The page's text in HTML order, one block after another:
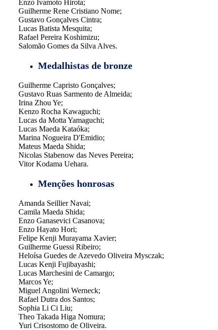
Enzo Ivamoto Hirota;
Guilherme Rene Cristiano Nome;
Gustavo Gonçalves Cintra;
Lucas Batista Mesquita;
Rafael Pereira Koshimizu;
Salomão Gomes da Silva Alves.
Medalhistas de bronze
Guilherme Capristo Gonçalves;
Gustavo Ruas Sarmento de Almeida;
Irina Zhou Ye;
Kenzo Rocha Kawaguchi;
Lucas da Motta Yamaguchi;
Lucas Maeda Kataóka;
Marina Nogueira D'Emidio;
Mateus Maeda Shida;
Nicolas Stabenow das Neves Pereira;
Vitor Kodama Uehara.
Menções honrosas
Amanda Seillier Navai;
Camila Maeda Shida;
Enzo Ganasevici Casanova;
Enzo Hayato Hori;
Felipe Kenji Murayama Xavier;
Guilherme Guessi Ribeiro;
Heloísa Guedes de Azevedo Oliveira Mysczak;
Lucas Kenji Fujibayashi;
Lucas Marchesini de Camargo;
Marcos Ye;
Miguel Angolini Werneck;
Rafael Dutra dos Santos;
Sophia Li Ci Liu;
Theo Takada Higa Nomura;
Yuri Crisostomo de Oliveira.